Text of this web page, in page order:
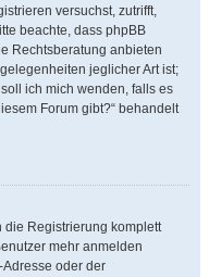
versuchst, zutrifft,
beachte, dass phpBB
Rechtsberatung anbieten
jeglicher Art ist;
ich mich wenden, falls es
Forum gibt?“ behandelt
die Registrierung komplett
mehr anmelden
oder der